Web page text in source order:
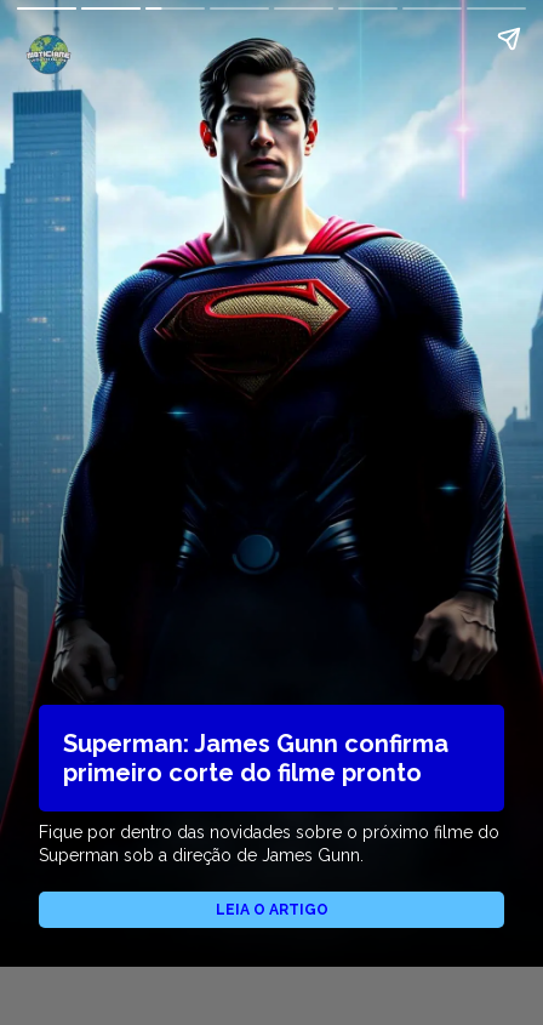
Superman: James Gunn confirma
primeiro corte do filme pronto
Fique por dentro das novidades sobre o próximo filme do
Superman sob a direção de James Gunn.
LEIA O ARTIGO